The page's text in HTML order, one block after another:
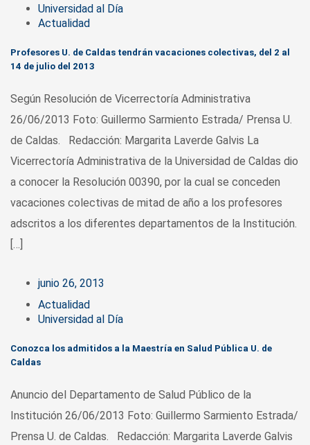
Universidad al Día
Actualidad
Profesores U. de Caldas tendrán vacaciones colectivas, del 2 al
14 de julio del 2013
Según Resolución de Vicerrectoría Administrativa
26/06/2013 Foto: Guillermo Sarmiento Estrada/ Prensa U.
de Caldas. Redacción: Margarita Laverde Galvis La
Vicerrectoría Administrativa de la Universidad de Caldas dio
a conocer la Resolución 00390, por la cual se conceden
vacaciones colectivas de mitad de año a los profesores
adscritos a los diferentes departamentos de la Institución.
[…]
junio 26, 2013
Actualidad
Universidad al Día
Conozca los admitidos a la Maestría en Salud Pública U. de
Caldas
Anuncio del Departamento de Salud Público de la
Institución 26/06/2013 Foto: Guillermo Sarmiento Estrada/
Prensa U. de Caldas. Redacción: Margarita Laverde Galvis